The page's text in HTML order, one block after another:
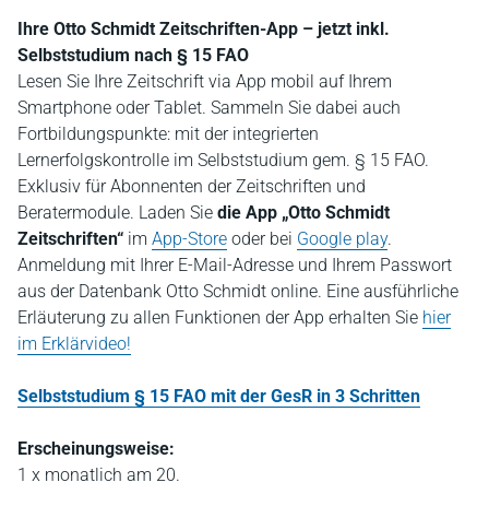
Ihre Otto Schmidt Zeitschriften-App – jetzt inkl.
Selbststudium nach § 15 FAO
Lesen Sie Ihre Zeitschrift via App mobil auf Ihrem
Smartphone oder Tablet. Sammeln Sie dabei auch
Fortbildungspunkte: mit der integrierten
Lernerfolgskontrolle im Selbststudium gem. § 15 FAO.
Exklusiv für Abonnenten der Zeitschriften und
Beratermodule. Laden Sie die App „Otto Schmidt
Zeitschriften“ im App-Store oder bei Google play.
Anmeldung mit Ihrer E-Mail-Adresse und Ihrem Passwort
aus der Datenbank Otto Schmidt online. Eine ausführliche
Erläuterung zu allen Funktionen der App erhalten Sie hier
im Erklärvideo!
Selbststudium § 15 FAO mit der GesR in 3 Schritten
Erscheinungsweise:
1 x monatlich am 20.